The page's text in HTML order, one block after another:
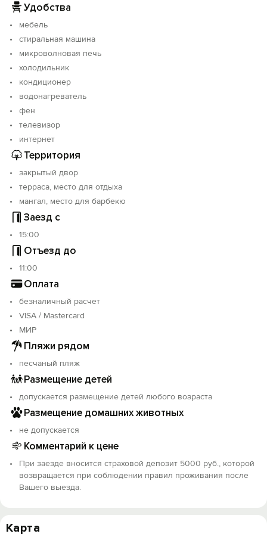
Удобства
мебель
стиральная машина
микроволновая печь
холодильник
кондиционер
водонагреватель
фен
телевизор
интернет
Территория
закрытый двор
терраса, место для отдыха
мангал, место для барбекю
Заезд с
15:00
Отъезд до
11:00
Оплата
безналичный расчет
VISA / Mastercard
МИР
Пляжи рядом
песчаный пляж
Размещение детей
допускается размещение детей любого возраста
Размещение домашних животных
не допускается
Комментарий к цене
При заезде вносится страховой депозит 5000 руб., которой
возвращается при соблюдении правил проживания после
Вашего выезда.
Карта